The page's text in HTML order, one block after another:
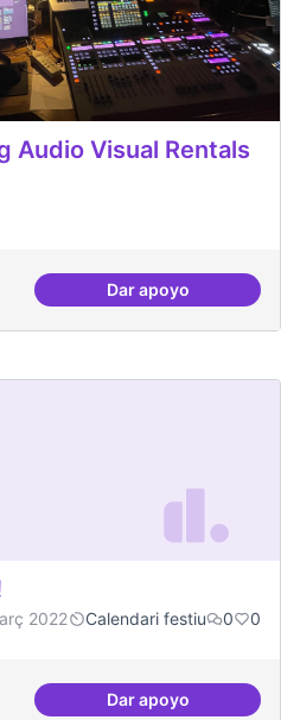
Audio Visual Rentals
Dar apoyoTips for Choosing
2022 Calendari festiu 0 0
Dar apoyoMés Festa Major!